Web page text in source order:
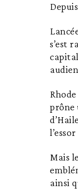
s’est
prône
Mais
ainsi